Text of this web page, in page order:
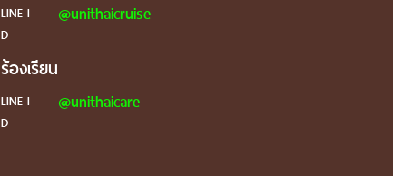
LINE I
D
@unithaicruise
ร้องเรียน
LINE I
D
@unithaicare